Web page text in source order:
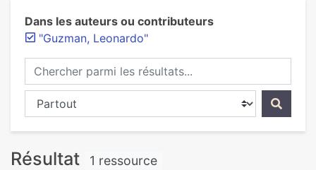
Dans les auteurs ou contributeurs
"Guzman, Leonardo"
Chercher parmi les résultats...
Chercher dans...
Résultat 1 ressource